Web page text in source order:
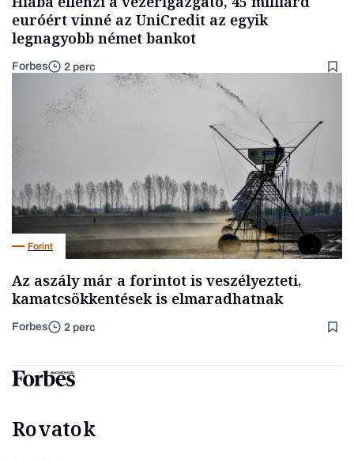
euróért vinné az UniCredit az egyik
legnagyobb német bankot
Forbes 2 perc
Forint
Az aszály már a forintot is veszélyezteti,
kamatcsökkentések is elmaradhatnak
Forbes 2 perc
Rovatok